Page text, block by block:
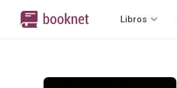
Libros